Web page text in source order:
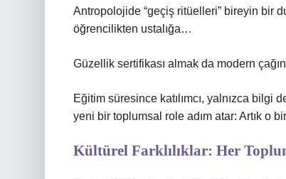
Antropolojide “geçiş ritüelleri” bireyin bir
öğrencilikten ustalığa…
Güzellik sertifikası almak da modern çağın
Eğitim süresince katılımcı, yalnızca bilgi
yeni bir toplumsal role adım atar: Artık o
Kültürel Farklılıklar: Her